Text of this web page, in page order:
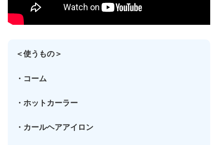
＜使うもの＞
・コーム
・ホットカーラー
・カールヘアアイロン